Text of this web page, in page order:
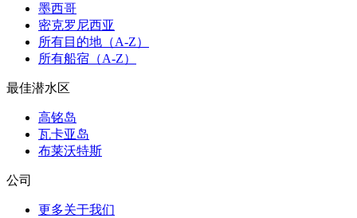
墨西哥
密克罗尼西亚
所有目的地（A-Z）
所有船宿（A-Z）
最佳潜水区
高铭岛
瓦卡亚岛
布莱沃特斯
公司
更多关于我们